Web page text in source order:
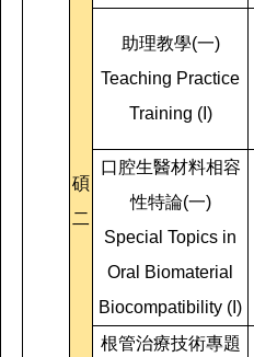
碩
二
助理教學(一)
Teaching Practice
Training (I)
口腔生醫材料相容
性特論(一)
Special Topics in
Oral Biomaterial
Biocompatibility (I)
根管治療技術專題